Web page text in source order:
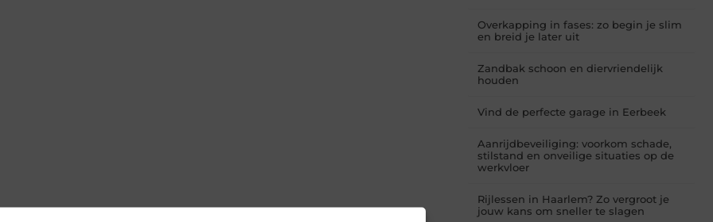
Overkapping in fases: zo begin je slim
en breid je later uit
Zandbak schoon en diervriendelijk
houden
Vind de perfecte garage in Eerbeek
Aanrijdbeveiliging: voorkom schade,
stilstand en onveilige situaties op de
werkvloer
Rijlessen in Haarlem? Zo vergroot je
jouw kans om sneller te slagen